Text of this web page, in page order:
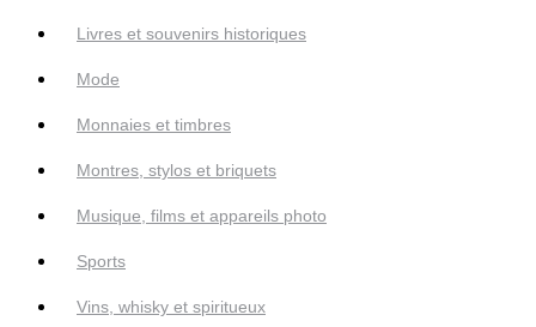
Livres et souvenirs historiques
Mode
Monnaies et timbres
Montres, stylos et briquets
Musique, films et appareils photo
Sports
Vins, whisky et spiritueux